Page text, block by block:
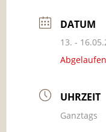
DATUM
13. -
UHRZEIT
Ganztags